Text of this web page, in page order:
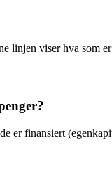
linjen viser hva som
er finansiert